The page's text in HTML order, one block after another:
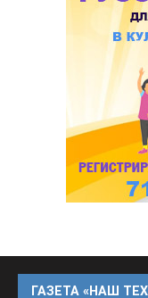
ГАЗЕТА «НАШ